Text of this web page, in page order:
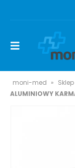
moni-med »
ALUMINIOWY